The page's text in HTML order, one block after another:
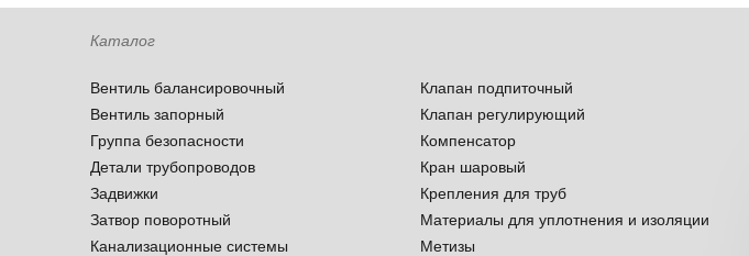
Каталог
Вентиль балансировочный
Вентиль запорный
Группа безопасности
Детали трубопроводов
Задвижки
Затвор поворотный
Канализационные системы
Клапан подпиточный
Клапан регулирующий
Компенсатор
Кран шаровый
Крепления для труб
Материалы для уплотнения и изоляции
Метизы